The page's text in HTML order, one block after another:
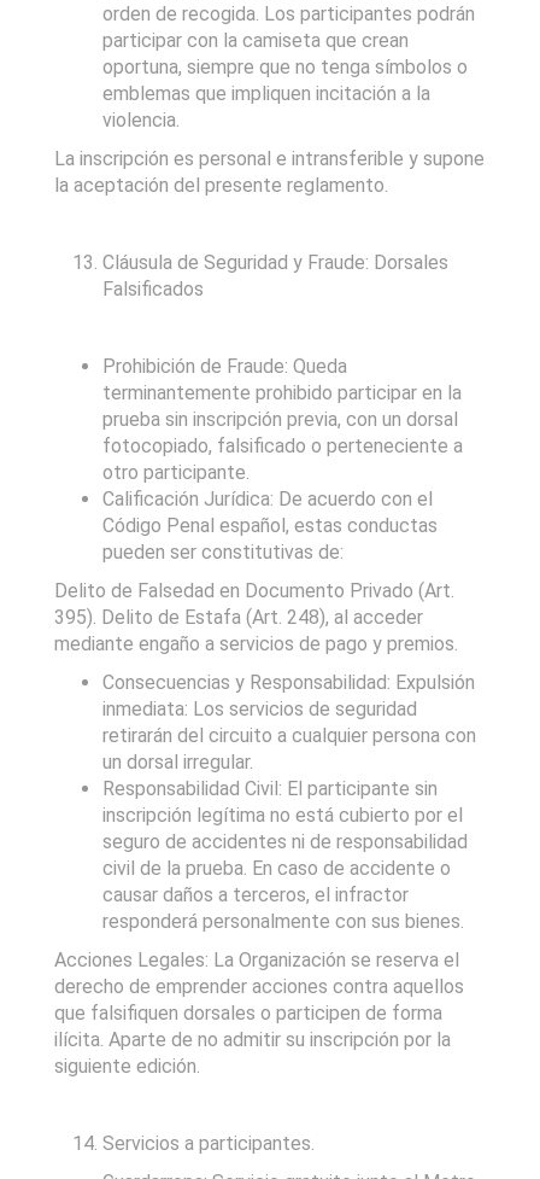
orden de recogida. Los participantes podrán
participar con la camiseta que crean
oportuna, siempre que no tenga símbolos o
emblemas que impliquen incitación a la
violencia.
La inscripción es personal e intransferible y supone
la aceptación del presente reglamento.
Cláusula de Seguridad y Fraude: Dorsales
Falsificados
Prohibición de Fraude: Queda
terminantemente prohibido participar en la
prueba sin inscripción previa, con un dorsal
fotocopiado, falsificado o perteneciente a
otro participante.
Calificación Jurídica: De acuerdo con el
Código Penal español, estas conductas
pueden ser constitutivas de:
Delito de Falsedad en Documento Privado (Art.
395). Delito de Estafa (Art. 248), al acceder
mediante engaño a servicios de pago y premios.
Consecuencias y Responsabilidad: Expulsión
inmediata: Los servicios de seguridad
retirarán del circuito a cualquier persona con
un dorsal irregular.
Responsabilidad Civil: El participante sin
inscripción legítima no está cubierto por el
seguro de accidentes ni de responsabilidad
civil de la prueba. En caso de accidente o
causar daños a terceros, el infractor
responderá personalmente con sus bienes.
Acciones Legales: La Organización se reserva el
derecho de emprender acciones contra aquellos
que falsifiquen dorsales o participen de forma
ilícita. Aparte de no admitir su inscripción por la
siguiente edición.
Servicios a participantes.